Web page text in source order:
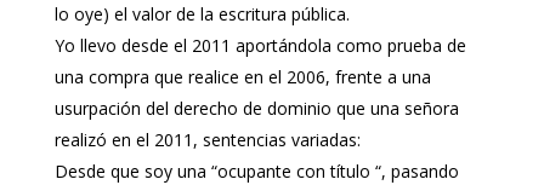
lo oye) el valor de la escritura pública.
Yo llevo desde el 2011 aportándola como prueba de
una compra que realice en el 2006, frente a una
usurpación del derecho de dominio que una señora
realizó en el 2011, sentencias variadas:
Desde que soy una “ocupante con título “, pasando